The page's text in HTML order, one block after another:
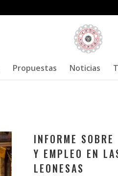
Propuestas Noticias
INFORME
Y EMPLEO EN
LEONESAS